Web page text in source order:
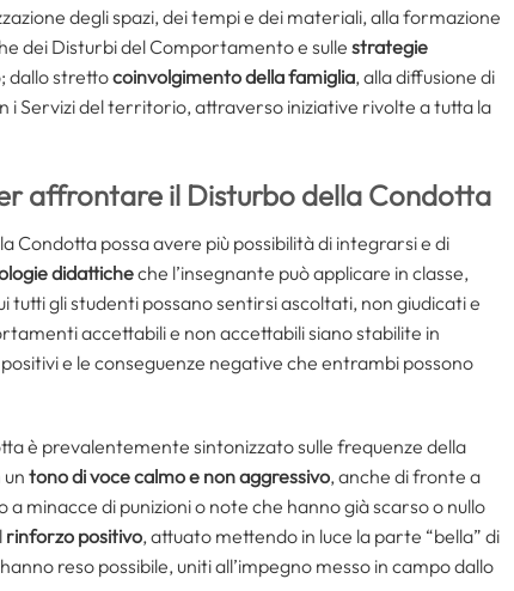
degli spazi, dei tempi e dei materiali, alla formazione
dei Disturbi del Comportamento e sulle strategie
dallo strettocoinvolgimento della famiglia, alla diffusione di
i Servizi del territorio, attraverso iniziative rivolte a tutta la
affrontare il Disturbo della Condotta
Condotta possa avere più possibilità di integrarsi e di
didatticheche l’insegnante può applicare in classe,
gli studenti possano sentirsi ascoltati, non giudicati e
accettabili e non accettabili siano stabilite in
e le conseguenze negative che entrambi possono
è prevalentemente sintonizzato sulle frequenze della
tono di vocecalmo e non aggressivo, anche di fronte a
di punizioni o note che hanno già scarso o nullo
rinforzo positivo, attuato mettendo in luce la parte “bella” di
reso possibile, uniti all’impegno messo in campo dallo